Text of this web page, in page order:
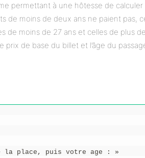
permettant à une hôtesse de calculer
de moins de deux ans ne paient pas,
de moins de 27 ans et celles de plus
prix de base du billet et l’âge du
place, puis votre age : »